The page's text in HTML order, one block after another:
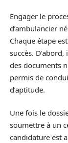
Engager le
d’ambulancier
Chaque étape
succès.
des documents
permis de
d’aptitude.
Une fois le
soumettre à un
candidature est